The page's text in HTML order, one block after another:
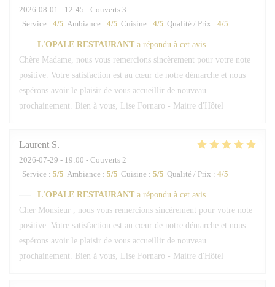
2026-08-01 - 12:45 - Couverts 3
Service : 4/5 Ambiance : 4/5 Cuisine : 4/5 Qualité / Prix : 4/5
L'OPALE RESTAURANT a répondu à cet avis
Chère Madame, nous vous remercions sincèrement pour votre note
positive. Votre satisfaction est au cœur de notre démarche et nous
espérons avoir le plaisir de vous accueillir de nouveau
prochainement. Bien à vous, Lise Fornaro - Maitre d'Hôtel
Laurent S
2026-07-29 - 19:00 - Couverts 2
Service : 5/5 Ambiance : 5/5 Cuisine : 5/5 Qualité / Prix : 4/5
L'OPALE RESTAURANT a répondu à cet avis
Cher Monsieur , nous vous remercions sincèrement pour votre note
positive. Votre satisfaction est au cœur de notre démarche et nous
espérons avoir le plaisir de vous accueillir de nouveau
prochainement. Bien à vous, Lise Fornaro - Maitre d'Hôtel